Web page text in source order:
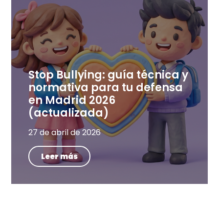
Stop Bullying: guía técnica y
normativa para tu defensa
en Madrid 2026
(actualizada)
27 de abril de 2026
Leer más